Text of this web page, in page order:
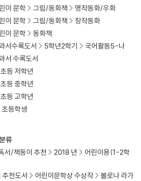
류
서/책둥이 추천 2018 년
어린이용(1-2학
천도서 어린이문학상 수상작
볼로냐 라가
이 문학 그림/동화책
명작동화/우화
이 문학 그림/동화책
창작동화
이 문학
동화책
서수록도서 5학년2학기
국어활동5-나
서 수록도서
초등 저학년
초등 중학년
초등 고학년
초등학생